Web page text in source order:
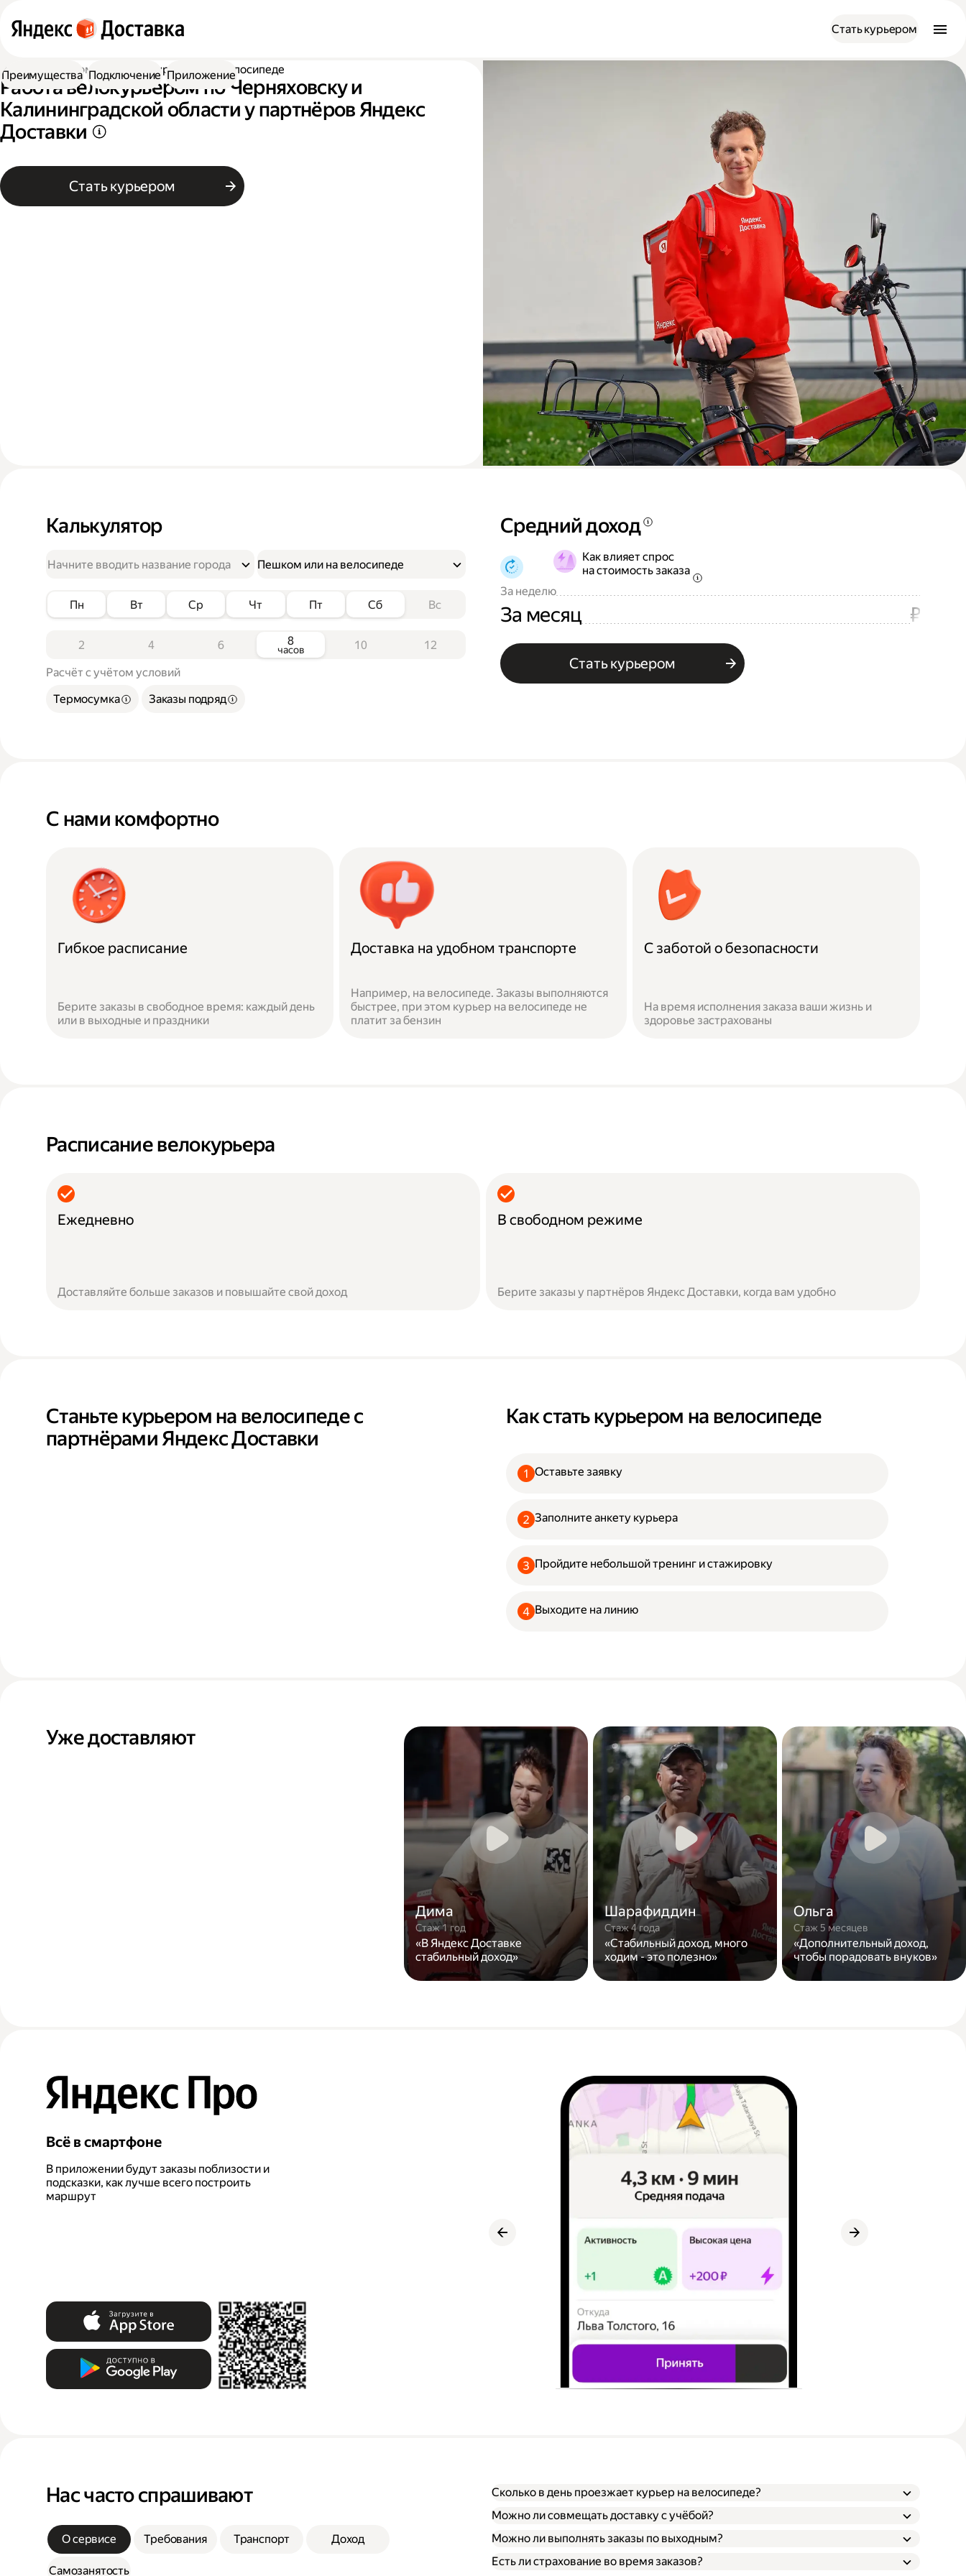
Стать курьером
Работа курьером Работа курьером на велосипеде
Работа велокурьером по Черняховску и
Калининградской области у партнёров Яндекс
Доставки
Стать курьером
Преимущества Подключение Приложение
Калькулятор
Пешком или на велосипеде
Пн Вт Ср Чт Пт Сб Вс
2 4 6 8
часов 10 12
Расчёт с учётом условий
Термосумка
Заказы подряд
Средний доход
Как влияет спрос
на стоимость заказа
За неделю
За месяц ₽
Стать курьером
С нами комфортно
Гибкое расписание
Берите заказы в свободное время: каждый день
или в выходные и праздники
Доставка на удобном транспорте
Например, на велосипеде. Заказы выполняются
быстрее, при этом курьер на велосипеде не
платит за бензин
С заботой о безопасности
На время исполнения заказа ваши жизнь и
здоровье застрахованы
Расписание велокурьера
Ежедневно
Доставляйте больше заказов и повышайте свой доход
В свободном режиме
Берите заказы у партнёров Яндекс Доставки, когда вам удобно
Станьте курьером на велосипеде с
партнёрами Яндекс Доставки
Как стать курьером на велосипеде
Оставьте заявку
Заполните анкету курьера
Пройдите небольшой тренинг и стажировку
Выходите на линию
Уже доставляют
Дима
Стаж 1 год
«В Яндекс Доставке
стабильный доход»
Шарафиддин
Стаж 4 года
«Стабильный доход, много
ходим - это полезно»
Ольга
Стаж 5 месяцев
«Дополнительный доход,
чтобы порадовать внуков»
Всё в смартфоне
В приложении будут заказы поблизости и
подсказки, как лучше всего построить
маршрут
Нас часто спрашивают
О сервисе Требования Транспорт Доход
Самозанятость
Сколько в день проезжает курьер на велосипеде?
Можно ли совмещать доставку с учёбой?
Можно ли выполнять заказы по выходным?
Есть ли страхование во время заказов?